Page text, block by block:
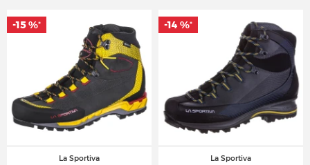
La Sportiva
-15 %*
La Sportiva
-14 %*